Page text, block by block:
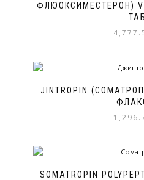
ФЛЮОКСИМЕСТЕРОН)
ТАБ
JINTROPIN
SOMATROPIN